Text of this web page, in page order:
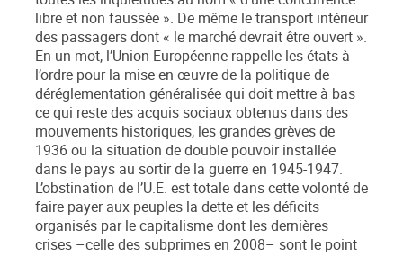
libre et non faussée ». De même le transport intérieur
des passagers dont « le marché devrait être ouvert ».
En un mot, l’Union Européenne rappelle les états à
l’ordre pour la mise en œuvre de la politique de
déréglementation généralisée qui doit mettre à bas
ce qui reste des acquis sociaux obtenus dans des
mouvements historiques, les grandes grèves de
1936 ou la situation de double pouvoir installée
dans le pays au sortir de la guerre en 1945-1947.
L’obstination de l’U.E. est totale dans cette volonté de
faire payer aux peuples la dette et les déficits
organisés par le capitalisme dont les dernières
crises –celle des subprimes en 2008– sont le point